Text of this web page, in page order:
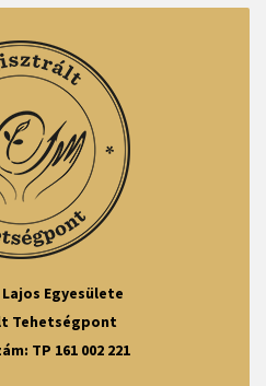
Egyesülete
Tehetségpont
TP 161 002 221